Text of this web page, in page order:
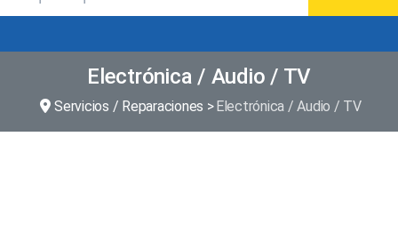
Electrónica / Audio / TV
Servicios / Reparaciones Electrónica / Audio / TV